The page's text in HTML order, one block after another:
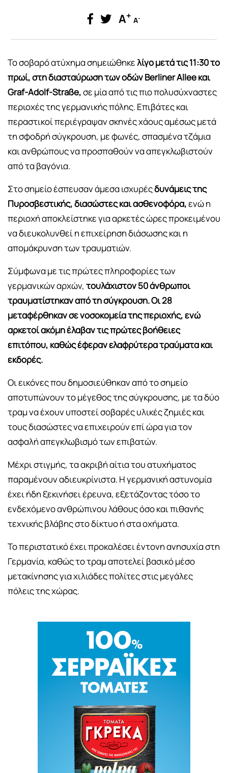
A+ A-
Το σοβαρό ατύχημα σημειώθηκελίγο μετά τις 11:30 το
πρωί, στη διασταύρωση των οδών Berliner Allee και
Graf-Adolf-Straße,σε μία από τις πιο πολυσύχναστες
περιοχές της γερμανικής πόλης. Επιβάτες και
περαστικοί περιέγραψαν σκηνές χάους αμέσως μετά
τη σφοδρή σύγκρουση, με φωνές, σπασμένα τζάμια
και ανθρώπους να προσπαθούν να απεγκλωβιστούν
από τα βαγόνια.
Στο σημείο έσπευσαν άμεσα ισχυρέςδυνάμεις της
Πυροσβεστικής, διασώστες και ασθενοφόρα,ενώ η
περιοχή αποκλείστηκε για αρκετές ώρες προκειμένου
να διευκολυνθεί η επιχείρηση διάσωσης και η
απομάκρυνση των τραυματιών.
Σύμφωνα με τις πρώτες πληροφορίες των
γερμανικών αρχών, τουλάχιστον 50 άνθρωποι
τραυματίστηκαν από τη σύγκρουση. Οι 28
μεταφέρθηκαν σε νοσοκομεία της περιοχής, ενώ
αρκετοί ακόμη έλαβαν τις πρώτες βοήθειες
επιτόπου, καθώς έφεραν ελαφρύτερα τραύματα και
εκδορές.
Οι εικόνες που δημοσιεύθηκαν από το σημείο
αποτυπώνουν το μέγεθος της σύγκρουσης, με τα δύο
τραμ να έχουν υποστεί σοβαρές υλικές ζημιές και
τους διασώστες να επιχειρούν επί ώρα για τον
ασφαλή απεγκλωβισμό των επιβατών.
Μέχρι στιγμής, τα ακριβή αίτια του ατυχήματος
παραμένουν αδιευκρίνιστα. Η γερμανική αστυνομία
έχει ήδη ξεκινήσει έρευνα, εξετάζοντας τόσο το
ενδεχόμενο ανθρώπινου λάθους όσο και πιθανής
τεχνικής βλάβης στο δίκτυο ή στα οχήματα.
Το περιστατικό έχει προκαλέσει έντονη ανησυχία στη
Γερμανία, καθώς το τραμ αποτελεί βασικό μέσο
μετακίνησης για χιλιάδες πολίτες στις μεγάλες
πόλεις της χώρας.